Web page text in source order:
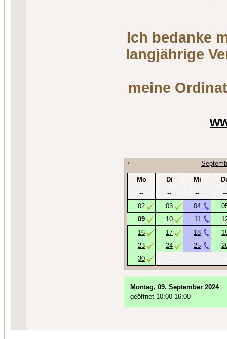
Ich bedanke
langjährige
meine
Mo Di Mi
--
-- --
--
02
03 04
09
10 11
16
17 18
23
24 25
30
-- -- --
Montag, 09. September 2024
geöffnet 10:00-16:00